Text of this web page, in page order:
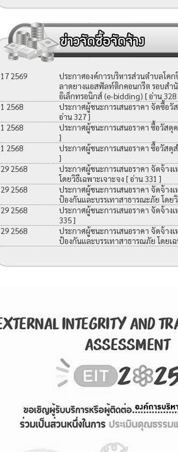
17 2569
ประกาศองค์การบริหารส่วนตำบลโคก
ลาดยางแอสฟัลท์ติกคอนกรีต รอบสำ
อิเล็กทรอนิกส์ (e-bidding) [ อ่าน 328
1 2568
ประกาศผู้ชนะการเสนอราคา จัดซื้อวั
อ่าน 327 ]
1 2568
ประกาศผู้ชนะการเสนอราคา ซื้อวัสดุ
]
1 2568
ประกาศผู้ชนะการเสนอราคา ซื้อวัสดุ
]
29 2568
ประกาศผู้ชนะการเสนอราคา จัดจ้า
โดยวิธีเฉพาะเจาะจง [ อ่าน 331 ]
29 2568
ประกาศผู้ชนะการเสนอราคา จัดจ้าง
ป้องกันและบรรเทาสาธารณะภัย โดยวิ
29 2568
ประกาศผู้ชนะการเสนอราคา จัดจ้าง
335 ]
29 2568
ประกาศผู้ชนะการเสนอราคา จัดจ้าง
ป้องกันและบรรเทาสาธารณภัย โดยเฉ